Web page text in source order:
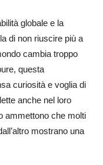
globale e la
di non riuscire più a
cambia troppo
questa
curiosità e voglia di
anche nel loro
ammettono che molti
mostrano una